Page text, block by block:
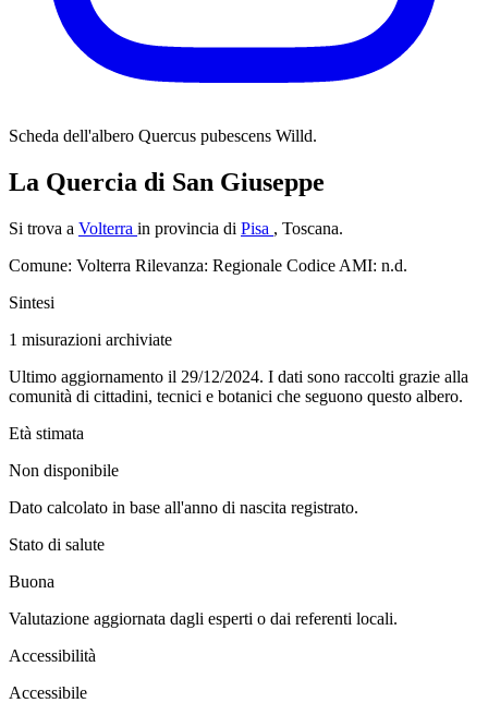
Scheda dell'albero Quercus pubescens Willd.
La Quercia di San Giuseppe
Si trova a Volterra in provincia di Pisa , Toscana.
Comune: Volterra Rilevanza: Regionale Codice AMI: n.d.
Sintesi
1 misurazioni archiviate
Ultimo aggiornamento il 29/12/2024. I dati sono raccolti grazie alla
comunità di cittadini, tecnici e botanici che seguono questo albero.
Età stimata
Non disponibile
Dato calcolato in base all'anno di nascita registrato.
Stato di salute
Buona
Valutazione aggiornata dagli esperti o dai referenti locali.
Accessibilità
Accessibile